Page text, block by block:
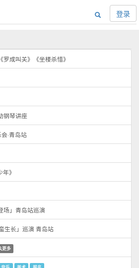
登录
成叫关》《坐楼杀惜》
钢琴讲座
·青岛站
》
场」青岛站巡演
生长」巡演 青岛站
更多